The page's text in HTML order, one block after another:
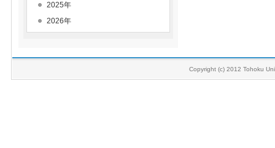
2025年
2026年
Copyright (c) 2012 Tohoku